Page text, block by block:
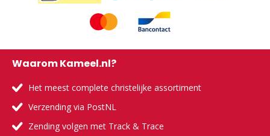
Waarom Kameel.nl?
Het meest complete christelijke assortiment
Verzending via PostNL
Zending volgen met Track & Trace